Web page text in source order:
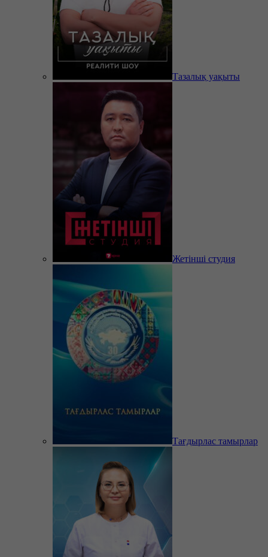
Тазалық уақыты
Жетінші студия
Тағдырлас тамырлар